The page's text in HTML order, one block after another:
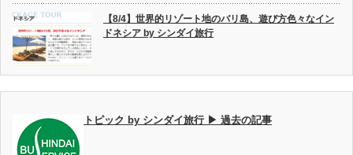
【8/4】世界的リゾート地のバリ島、遊び方色々なイン
ドネシア by シンダイ旅行
トピック by シンダイ旅行 ▶ 過去の記事